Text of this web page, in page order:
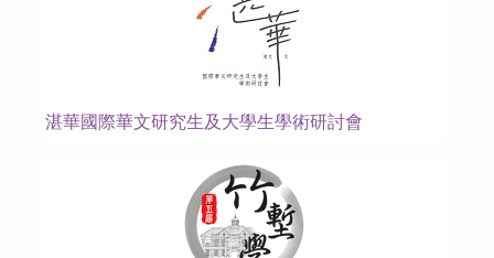
湛華國際華文研究生及大學生學術研討會